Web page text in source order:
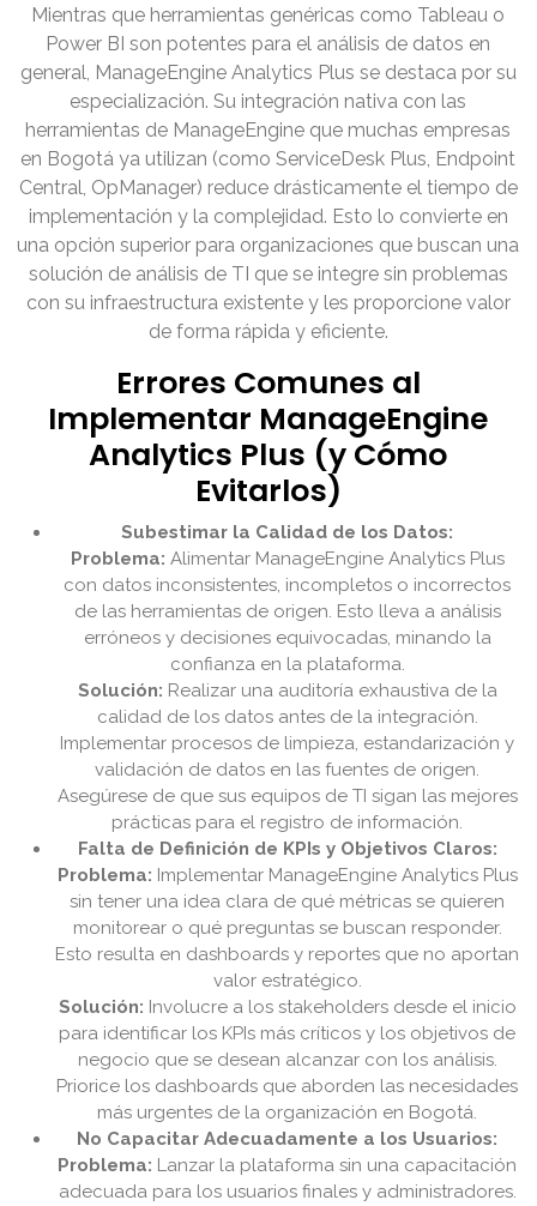
Mientras que herramientas genéricas como Tableau o
Power BI son potentes para el análisis de datos en
general, ManageEngine Analytics Plus se destaca por su
especialización. Su integración nativa con las
herramientas de ManageEngine que muchas empresas
en Bogotá ya utilizan (como ServiceDesk Plus, Endpoint
Central, OpManager) reduce drásticamente el tiempo de
implementación y la complejidad. Esto lo convierte en
una opción superior para organizaciones que buscan una
solución de análisis de TI que se integre sin problemas
con su infraestructura existente y les proporcione valor
de forma rápida y eficiente.
Errores Comunes al
Implementar ManageEngine
Analytics Plus (y Cómo
Evitarlos)
Subestimar la Calidad de los Datos:
Problema: Alimentar ManageEngine Analytics Plus
con datos inconsistentes, incompletos o incorrectos
de las herramientas de origen. Esto lleva a análisis
erróneos y decisiones equivocadas, minando la
confianza en la plataforma.
Solución: Realizar una auditoría exhaustiva de la
calidad de los datos antes de la integración.
Implementar procesos de limpieza, estandarización y
validación de datos en las fuentes de origen.
Asegúrese de que sus equipos de TI sigan las mejores
prácticas para el registro de información.
Falta de Definición de KPIs y Objetivos Claros:
Problema: Implementar ManageEngine Analytics Plus
sin tener una idea clara de qué métricas se quieren
monitorear o qué preguntas se buscan responder.
Esto resulta en dashboards y reportes que no aportan
valor estratégico.
Solución: Involucre a los stakeholders desde el inicio
para identificar los KPIs más críticos y los objetivos de
negocio que se desean alcanzar con los análisis.
Priorice los dashboards que aborden las necesidades
más urgentes de la organización en Bogotá.
No Capacitar Adecuadamente a los Usuarios:
Problema: Lanzar la plataforma sin una capacitación
adecuada para los usuarios finales y administradores.